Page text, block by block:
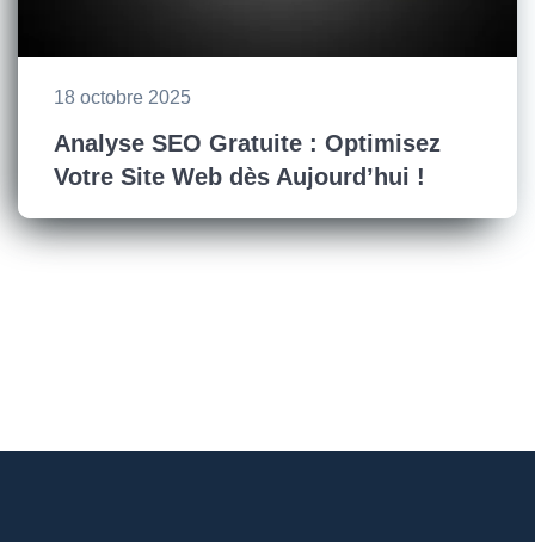
18 octobre 2025
Analyse SEO Gratuite : Optimisez
Votre Site Web dès Aujourd’hui !